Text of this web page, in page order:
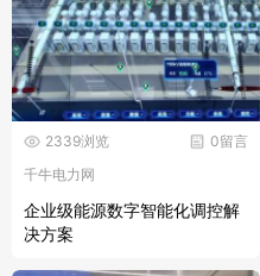
0留言
2339浏览
千牛电力网
企业级能源数字智能化调控解
决方案